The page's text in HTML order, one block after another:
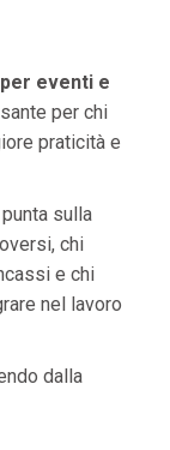
eventi e
per chi
praticità e
sulla
chi
e chi
nel lavoro
dalla